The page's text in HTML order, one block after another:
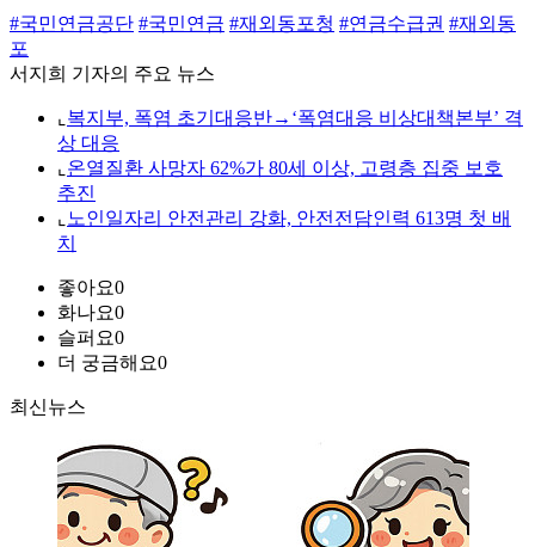
#국민연금공단 #국민연금 #재외동포청 #연금수급권 #재외동
포
서지희 기자의 주요 뉴스
⌞ 복지부, 폭염 초기대응반→‘폭염대응 비상대책본부’ 격
상 대응
⌞ 온열질환 사망자 62%가 80세 이상, 고령층 집중 보호
추진
⌞ 노인일자리 안전관리 강화, 안전전담인력 613명 첫 배
치
좋아요0
화나요0
슬퍼요0
더 궁금해요0
최신뉴스